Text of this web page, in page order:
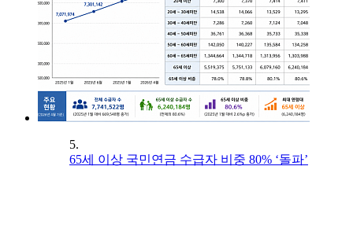
5.
65세 이상 국민연금 수급자 비중 80% ‘돌파’